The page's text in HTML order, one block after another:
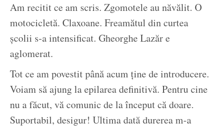
Am recitit ce am scris. Zgomotele au năvălit. O
motocicletă. Claxoane. Freamătul din curtea
școlii s-a intensificat. Gheorghe Lazăr e
aglomerat.
Tot ce am povestit până acum ține de introducere.
Voiam să ajung la epilarea definitivă. Pentru cine
nu a făcut, vă comunic de la început că doare.
Suportabil, desigur! Ultima dată durerea m-a